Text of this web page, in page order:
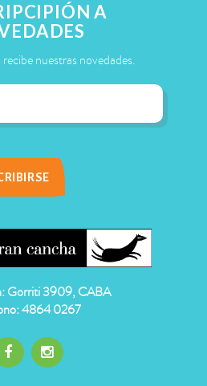
A
nuestras novedades.
Gorriti 3909, CABA
4864 0267